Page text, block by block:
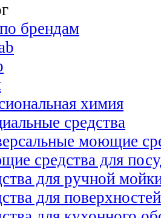
брендам
химия
средства
моющие
средства для
для ручной
для поверхностей